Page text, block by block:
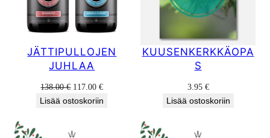
JÄTTIPULLOJEN
JUHLAA
138.00€ Alkuperäinen
hinta
117.00€Nykyinen
hinta
Lisää ostoskoriin
KUUSENKERKKÄOPA
S
3.95 €
Lisää ostoskoriin